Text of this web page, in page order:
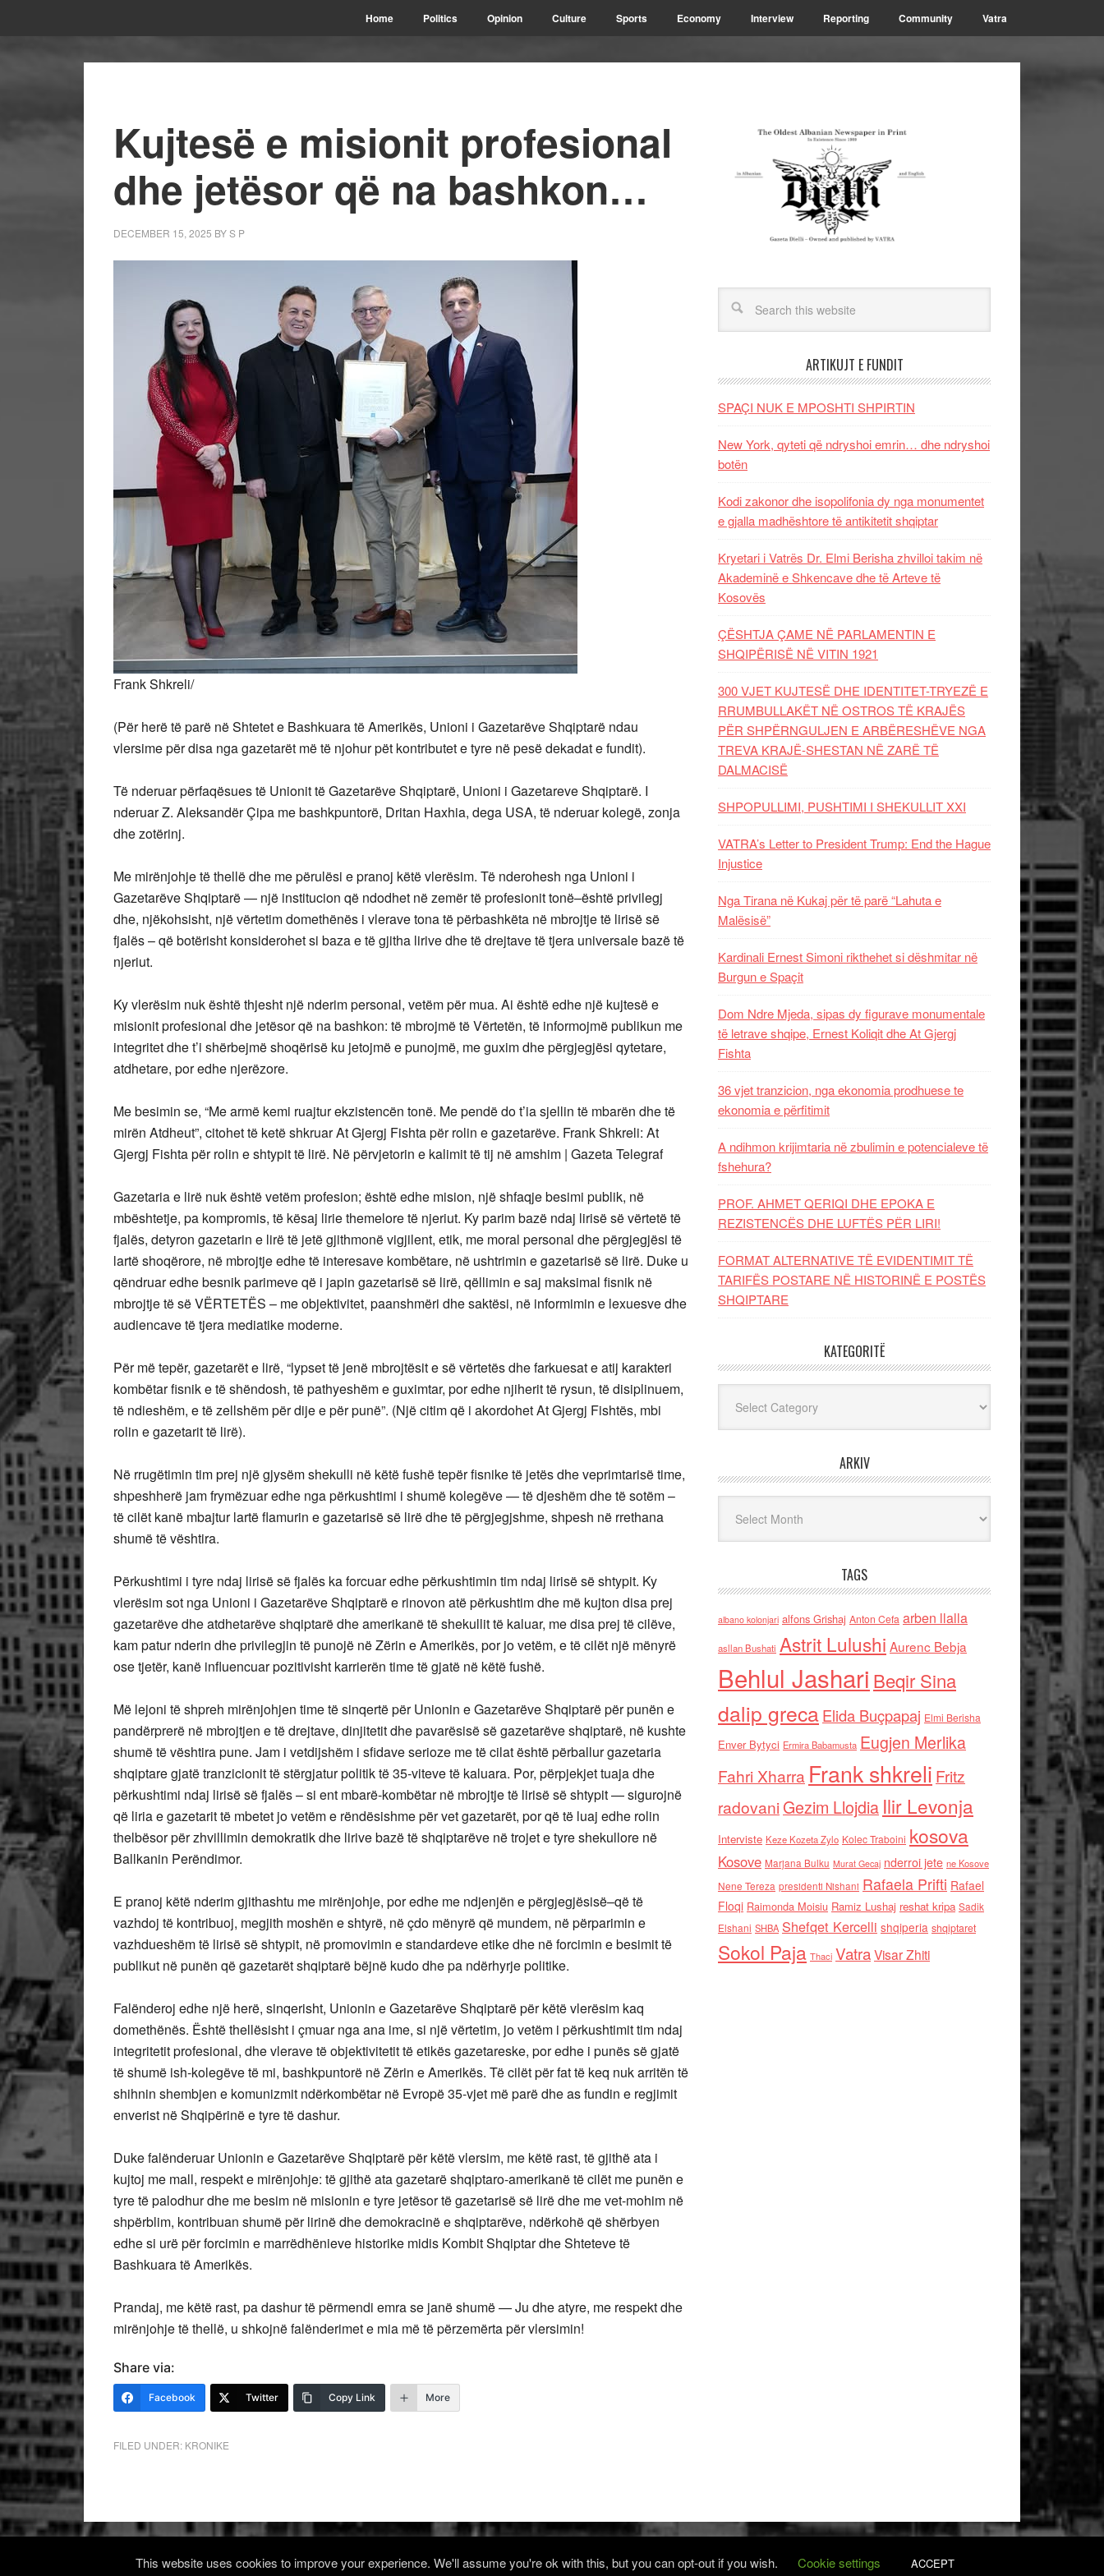
Home Politics Opinion Culture Sports Economy Interview Reporting Community Vatra
Kujtesë e misionit profesional
dhe jetësor që na bashkon…
DECEMBER 15, 2025 BYS P
Frank Shkreli/
(Për herë të parë në Shtetet e Bashkuara të Amerikës, Unioni i Gazetarëve Shqiptarë ndau
vlersime për disa nga gazetarët më të njohur pët kontributet e tyre në pesë dekadat e fundit).
Të nderuar përfaqësues të Unionit të Gazetarëve Shqiptarë, Unioni i Gazetareve Shqiptarë. I
nderuar Z. Aleksandër Çipa me bashkpuntorë, Dritan Haxhia, dega USA, të nderuar kolegë, zonja
dhe zotërinj.
Me mirënjohje të thellë dhe me përulësi e pranoj këtë vlerësim. Të nderohesh nga Unioni i
Gazetarëve Shqiptarë — një institucion që ndodhet në zemër të profesionit tonë–është privilegj
dhe, njëkohsisht, një vërtetim domethënës i vlerave tona të përbashkëta në mbrojtje të lirisë së
fjalës – që botërisht konsiderohet si baza e të gjitha lirive dhe të drejtave të tjera universale bazë të
njeriut.
Ky vlerësim nuk është thjesht një nderim personal, vetëm për mua. Ai është edhe një kujtesë e
misionit profesional dhe jetësor që na bashkon: të mbrojmë të Vërtetën, të informojmë publikun me
integritet dhe t’i shërbejmë shoqërisë ku jetojmë e punojmë, me guxim dhe përgjegjësi qytetare,
atdhetare, por edhe njerëzore.
Me besimin se, “Me armë kemi ruajtur ekzistencën tonë. Me pendë do t’ia sjellin të mbarën dhe të
mirën Atdheut”, citohet të ketë shkruar At Gjergj Fishta për rolin e gazetarëve. Frank Shkreli: At
Gjergj Fishta për rolin e shtypit të lirë. Në përvjetorin e kalimit të tij në amshim | Gazeta Telegraf
Gazetaria e lirë nuk është vetëm profesion; është edhe mision, një shfaqje besimi publik, në
mbështetje, pa kompromis, të kësaj lirie themelore të njeriut. Ky parim bazë ndaj lirisë së vërtetë të
fjalës, detyron gazetarin e lirë të jetë gjithmonë vigjilent, etik, me moral personal dhe përgjegjësi të
lartë shoqërore, në mbrojtje edhe të interesave kombëtare, në ushtrimin e gazetarisë së lirë. Duke u
qëndruar edhe besnik parimeve që i japin gazetarisë së lirë, qëllimin e saj maksimal fisnik në
mbrojtje të së VËRTETËS – me objektivitet, paanshmëri dhe saktësi, në informimin e lexuesve dhe
audiencave të tjera mediatike moderne.
Për më tepër, gazetarët e lirë, “lypset të jenë mbrojtësit e së vërtetës dhe farkuesat e atij karakteri
kombëtar fisnik e të shëndosh, të pathyeshëm e guximtar, por edhe njiherit të rysun, të disiplinuem,
të ndieshëm, e të zellshëm për dije e për punë”. (Një citim që i akordohet At Gjergj Fishtës, mbi
rolin e gazetarit të lirë).
Në rrugëtimin tim prej një gjysëm shekulli në këtë fushë tepër fisnike të jetës dhe veprimtarisë time,
shpeshherë jam frymëzuar edhe nga përkushtimi i shumë kolegëve — të djeshëm dhe të sotëm –
të cilët kanë mbajtur lartë flamurin e gazetarisë së lirë dhe të përgjegjshme, shpesh në rrethana
shumë të vështira.
Përkushtimi i tyre ndaj lirisë së fjalës ka forcuar edhe përkushtimin tim ndaj lirisë së shtypit. Ky
vlerësim sot nga Unioni i Gazetarëve Shqiptarë e rinovon atë përkushtim dhe më kujton disa prej
gazetarëve dhe atdhetarëve shqiptarë dhe amerikanë të shekullit të kaluar, me disa prej të cilëve,
kam patur nderin dhe privilegjin të punojë në Zërin e Amerikës, por jo vetëm, e të cilët një mënyrë
ose tjetër, kanë influencuar pozitivisht karrierën time të gjatë në këtë fushë.
Më lejoni të shpreh mirënjohjen time të sinqertë për Unionin e Gazetarëve Shqiptarë për punën e
pandërprerë në mbrojtjen e të drejtave, dinjitetit dhe pavarësisë së gazetarëve shqiptarë, në kushte
shumë të vështira pune. Jam i vetdijshëm i sfidave serioze me të cilat është përballur gazetaria
shqiptare gjatë tranzicionit të stërgjatur politik të 35-viteve të kaluara. Por, përpjekjet tuaja dhe
përkushtimi ndaj lirisë së fjalës – si ent mbarë-kombëtar në mbrojtje të lirisë së shtypit — sigurojnë
që liria e gazetarit të mbetet jo vetëm e rëndësishme për vet gazetarët, por që të luaj edhe rolin
thelbësor për zhvillimin demokratik dhe lirive bazë të shqiptarëve në trojet e tyre shekullore në
Ballkanin Perëndimor.
E pranoj këtë nderim gjithashtu me mirënjohje, por edhe me ndjenjën e përgjegjësisë–që të
vazhdoj të kontribuoj, megjith moshën e shtyrë, në çdo mënyrë që mundem, në përparimin e
vazhdueshëm të lirisë së shtypit, në promovimin e standardeve etike dhe në forcimin e besimit të
publikut në punën që gazetarët shqiptarë bëjnë kudo dhe pa ndërhyrje politike.
Falënderoj edhe një herë, sinqerisht, Unionin e Gazetarëve Shqiptarë për këtë vlerësim kaq
domethënës. Është thellësisht i çmuar nga ana ime, si një vërtetim, jo vetëm i përkushtimit tim ndaj
integritetit profesional, dhe vlerave të objektivitetit të etikës gazetareske, por edhe i punës së gjatë
të shumë ish-kolegëve të mi, bashkpuntorë në Zërin e Amerikës. Të cilët për fat të keq nuk arritën të
shihnin shembjen e komunizmit ndërkombëtar në Evropë 35-vjet më parë dhe as fundin e regjimit
enverist në Shqipërinë e tyre të dashur.
Duke falënderuar Unionin e Gazetarëve Shqiptarë për këtë vlersim, me këtë rast, të gjithë ata i
kujtoj me mall, respekt e mirënjohje: të gjithë ata gazetarë shqiptaro-amerikanë të cilët me punën e
tyre të palodhur dhe me besim në misionin e tyre jetësor të gazetarisë së lirë dhe me vet-mohim në
shpërblim, kontribuan shumë për lirinë dhe demokracinë e shqiptarëve, ndërkohë që shërbyen
edhe si urë për forcimin e marrëdhënieve historike midis Kombit Shqiptar dhe Shteteve të
Bashkuara të Amerikës.
Prandaj, me këtë rast, pa dashur të përmendi emra se janë shumë — Ju dhe atyre, me respekt dhe
mirënjohje të thellë, u shkojnë falënderimet e mia më të përzemërta për vlersimin!
Share via:
Facebook Twitter Copy Link More
FILED UNDER: KRONIKE
ARTIKUJT E FUNDIT
SPAÇI NUK E MPOSHTI SHPIRTIN
New York, qyteti që ndryshoi emrin… dhe ndryshoi
botën
Kodi zakonor dhe isopolifonia dy nga monumentet
e gjalla madhështore të antikitetit shqiptar
Kryetari i Vatrës Dr. Elmi Berisha zhvilloi takim në
Akademinë e Shkencave dhe të Arteve të
Kosovës
ÇËSHTJA ÇAME NË PARLAMENTIN E
SHQIPËRISË NË VITIN 1921
300 VJET KUJTESË DHE IDENTITET-TRYEZË E
RRUMBULLAKËT NË OSTROS TË KRAJËS
PËR SHPËRNGULJEN E ARBËRESHËVE NGA
TREVA KRAJË-SHESTAN NË ZARË TË
DALMACISË
SHPOPULLIMI, PUSHTIMI I SHEKULLIT XXI
VATRA’s Letter to President Trump: End the Hague
Injustice
Nga Tirana në Kukaj për të parë “Lahuta e
Malësisë”
Kardinali Ernest Simoni rikthehet si dëshmitar në
Burgun e Spaçit
Dom Ndre Mjeda, sipas dy figurave monumentale
të letrave shqipe, Ernest Koliqit dhe At Gjergj
Fishta
36 vjet tranzicion, nga ekonomia prodhuese te
ekonomia e përfitimit
A ndihmon krijimtaria në zbulimin e potencialeve të
fshehura?
PROF. AHMET QERIQI DHE EPOKA E
REZISTENCЁS DHE LUFTЁS PЁR LIRI!
FORMAT ALTERNATIVE TË EVIDENTIMIT TË
TARIFËS POSTARE NË HISTORINË E POSTËS
SHQIPTARE
KATEGORITË
ARKIV
TAGS
albano kolonjari alfons Grishaj Anton Cefa arben llalla
asllan Bushati Astrit Lulushi Aurenc Bebja
Behlul Jashari Beqir Sina
dalip grecaElida Buçpapaj Elmi Berisha
Enver Bytyci Ermira Babamusta Eugjen Merlika
Fahri Xharra Frank shkreli Fritz
radovaniGezim Llojdia Ilir Levonja
Interviste Keze Kozeta Zylo Kolec Traboini kosova
Kosove Marjana Bulku Murat Gecaj nderroi jete ne Kosove
Nene Tereza presidenti Nishani Rafaela Prifti Rafael
Floqi Raimonda Moisiu Ramiz Lushaj reshat kripa Sadik
Elshani SHBA Shefqet Kercelli shqiperia shqiptaret
Sokol Paja Thaci VatraVisar Zhiti
Log in
This website uses cookies to improve your experience. We'll assume you're ok with this, but you can opt-out if you wish. Cookie settings ACCEPT